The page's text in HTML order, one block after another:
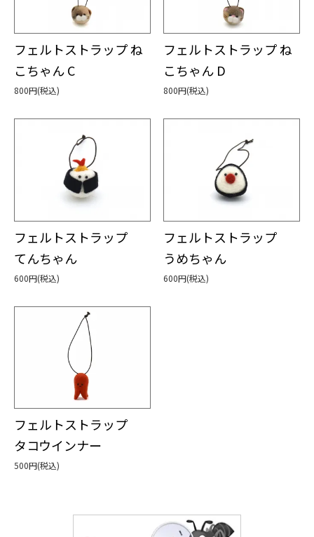
フェルトストラップ ね
こちゃん C
800円(税込)
フェルトストラップ ね
こちゃん D
800円(税込)
フェルトストラップ
てんちゃん
600円(税込)
フェルトストラップ
うめちゃん
600円(税込)
フェルトストラップ
タコウインナー
500円(税込)